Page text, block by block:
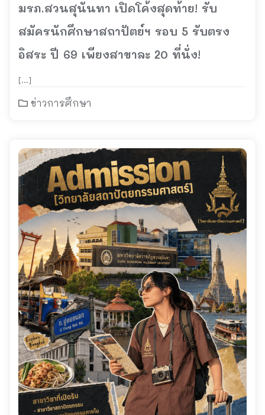
มรภ.สวนสุนันทา เปิดโค้งสุดท้าย! รับ
สมัครนักศึกษาสถาปัตย์ฯ รอบ 5 รับตรง
อิสระ ปี 69 เพียงสาขาละ 20 ที่นั่ง!
[…]
ข่าวการศึกษา